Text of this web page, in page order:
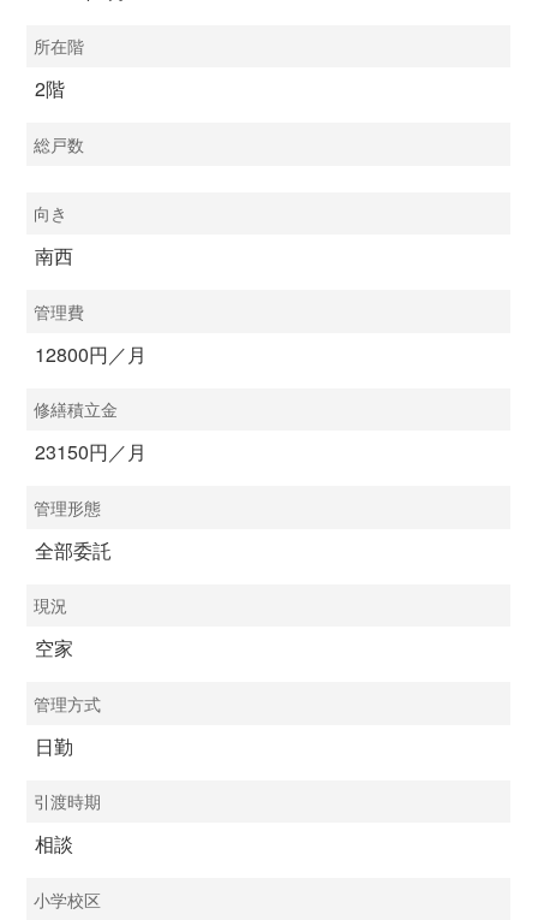
所在階
2階
総戸数
向き
南西
管理費
12800円／月
修繕積立金
23150円／月
管理形態
全部委託
現況
空家
管理方式
日勤
引渡時期
相談
小学校区